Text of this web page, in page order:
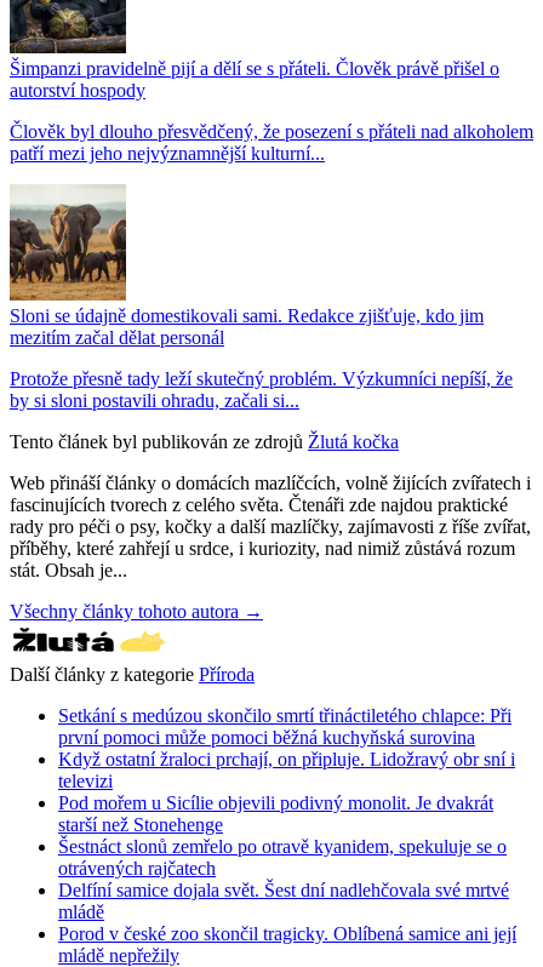
Šimpanzi pravidelně pijí a dělí se s přáteli. Člověk právě přišel o
autorství hospody
Člověk byl dlouho přesvědčený, že posezení s přáteli nad alkoholem
patří mezi jeho nejvýznamnější kulturní...
Sloni se údajně domestikovali sami. Redakce zjišťuje, kdo jim
mezitím začal dělat personál
Protože přesně tady leží skutečný problém. Výzkumníci nepíší, že
by si sloni postavili ohradu, začali si...
Tento článek byl publikován ze zdrojů Žlutá kočka
Web přináší články o domácích mazlíčcích, volně žijících zvířatech i
fascinujících tvorech z celého světa. Čtenáři zde najdou praktické
rady pro péči o psy, kočky a další mazlíčky, zajímavosti z říše zvířat,
příběhy, které zahřejí u srdce, i kuriozity, nad nimiž zůstává rozum
stát. Obsah je...
Všechny články tohoto autora →
Další články z kategorie Příroda
Setkání s medúzou skončilo smrtí třináctiletého chlapce: Při
první pomoci může pomoci běžná kuchyňská surovina
Když ostatní žraloci prchají, on připluje. Lidožravý obr sní i
televizi
Pod mořem u Sicílie objevili podivný monolit. Je dvakrát
starší než Stonehenge
Šestnáct slonů zemřelo po otravě kyanidem, spekuluje se o
otrávených rajčatech
Delfíní samice dojala svět. Šest dní nadlehčovala své mrtvé
mládě
Porod v české zoo skončil tragicky. Oblíbená samice ani její
mládě nepřežily